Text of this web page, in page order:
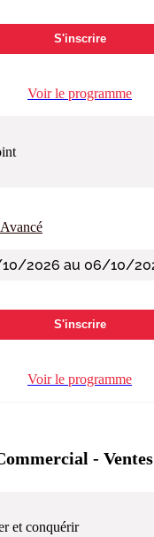
S'inscrire
Voir le programme
S'inscrire
Voir le programme
- Ventes
et conquérir